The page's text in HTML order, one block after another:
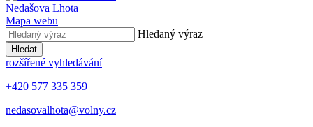
Nedašova Lhota
Mapa webu
Hledaný výraz
Hledat
rozšířené vyhledávání
+420 577 335 359
nedasovalhota@volny.cz